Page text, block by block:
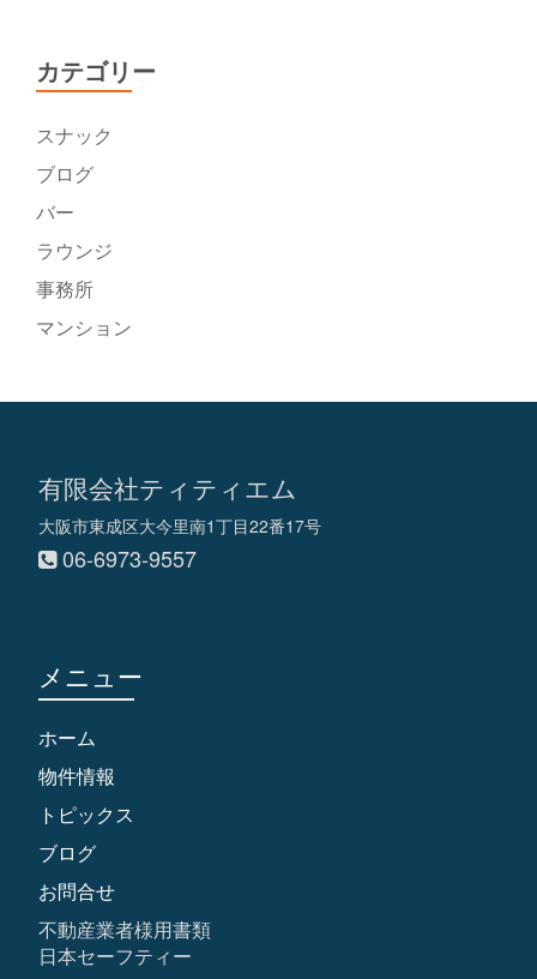
カテゴリー
スナック
ブログ
バー
ラウンジ
事務所
マンション
有限会社ティティエム
大阪市東成区大今里南1丁目22番17号
06-6973-9557
メニュー
ホーム
物件情報
トピックス
ブログ
お問合せ
不動産業者様用書類
日本セーフティー